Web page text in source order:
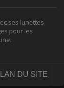
ses lunettes
pour les
DU SITE